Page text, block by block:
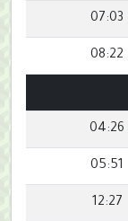
07:03
08:22
04:26
05:51
12:27